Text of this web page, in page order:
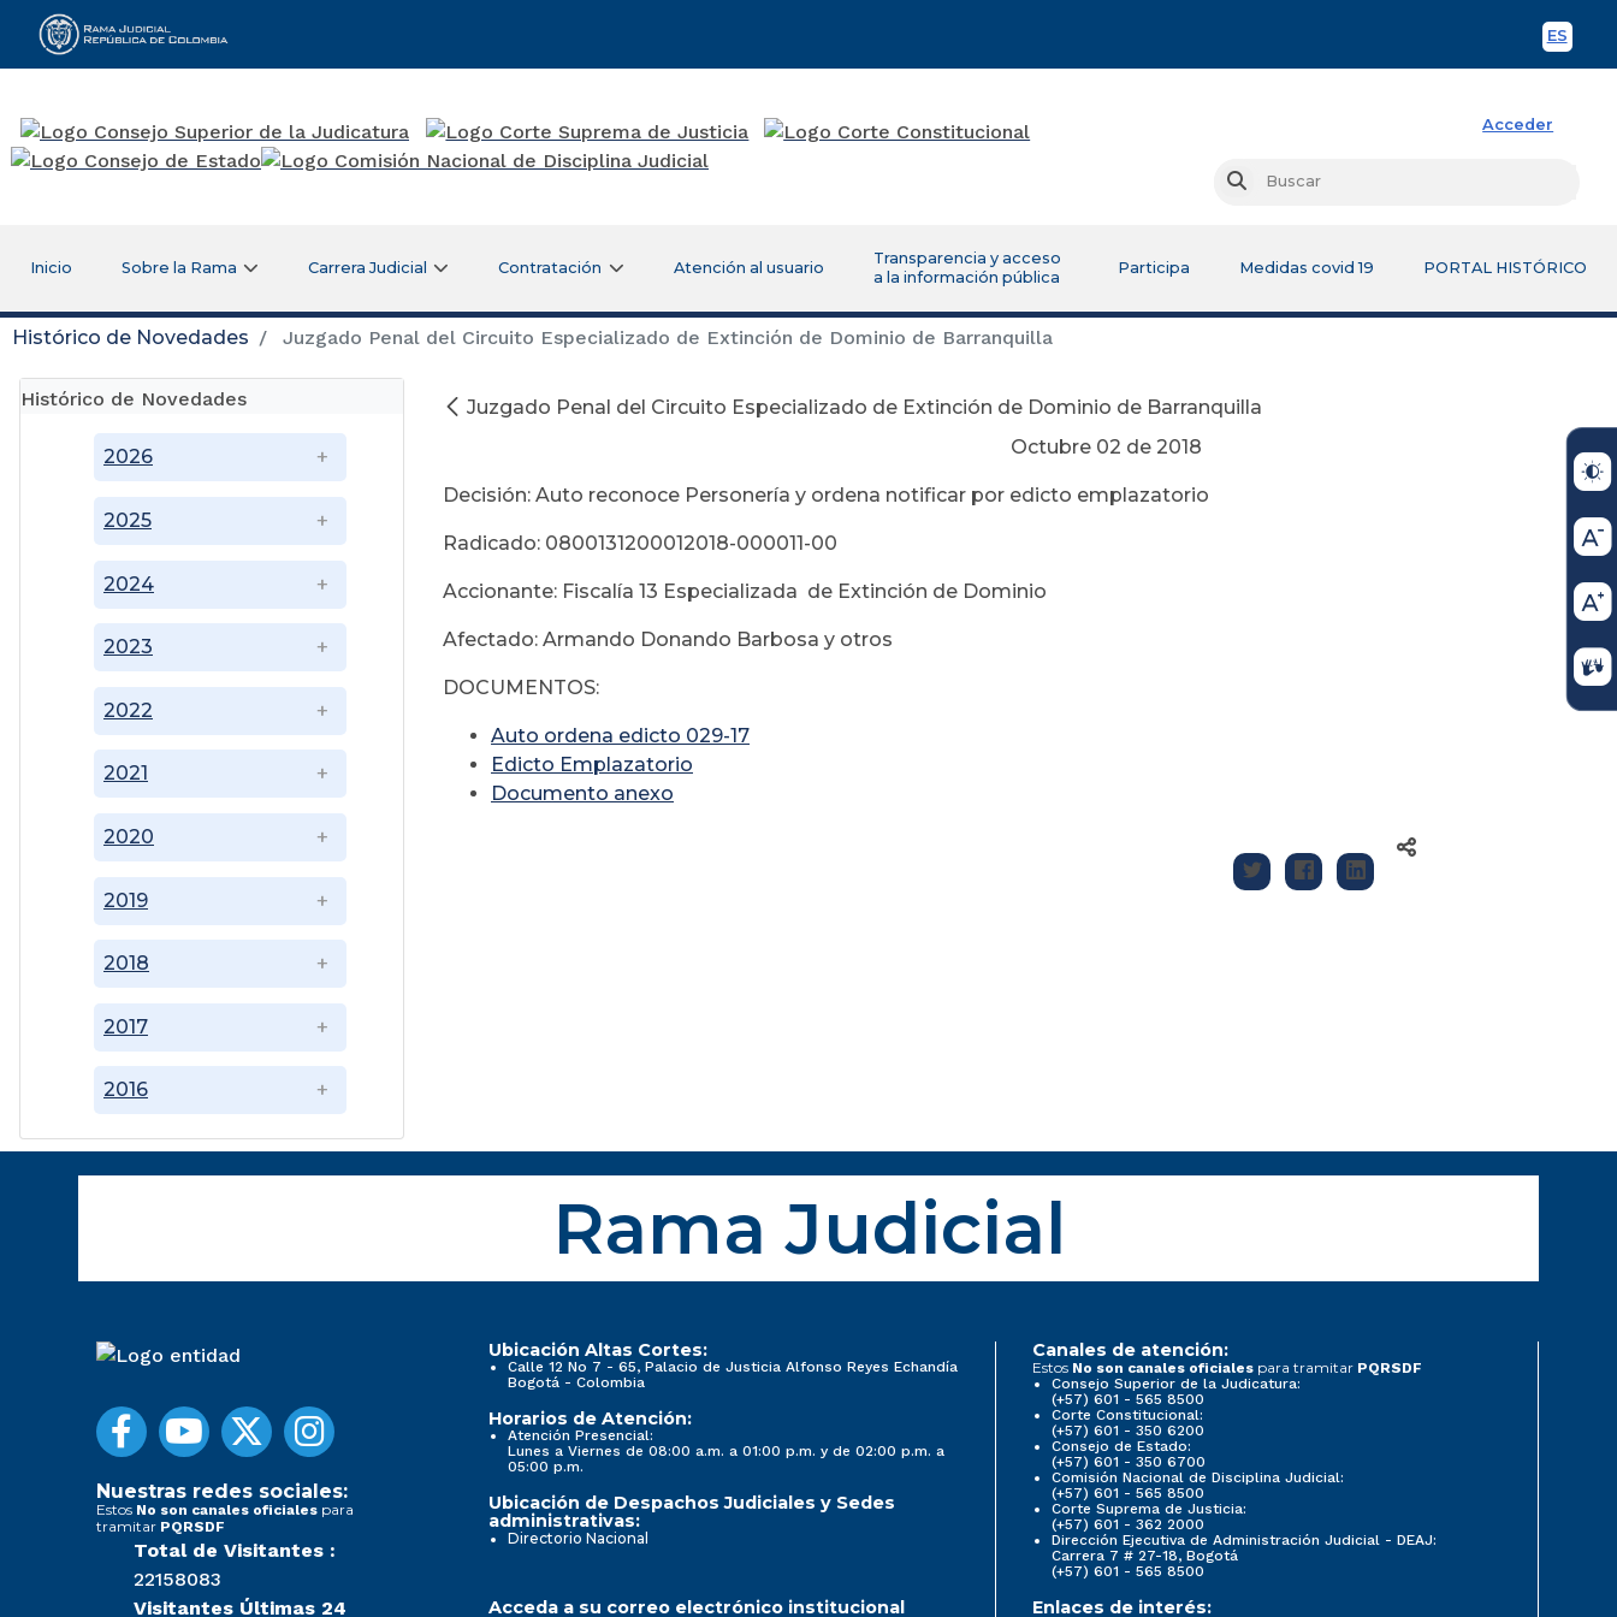
ES
Rama Judicial
Acceder
Buscar
Inicio Sobre la Rama Carrera Judicial Contratación Atención al usuario
Transparencia y acceso
a la información pública
Participa Medidas covid 19 PORTAL HISTÓRICO
Histórico de Novedades Juzgado Penal del Circuito Especializado de Extinción de Dominio de Barranquilla
Histórico de Novedades
2016
2017
2018
2019
2020
2021
2022
2023
2024
2025
2026
Juzgado Penal del Circuito Especializado de Extinción de Dominio de Barranquilla
Octubre 02 de 2018
Decisión: Auto reconoce Personería y ordena notificar por edicto emplazatorio
Radicado: 0800131200012018-000011-00
Accionante: Fiscalía 13 Especializada de Extinción de Dominio
Afectado: Armando Donando Barbosa y otros
DOCUMENTOS:
Auto ordena edicto 029-17
Edicto Emplazatorio
Documento anexo
Rama Judicial
Nuestras redes sociales:
Estos No son canales oficiales para
tramitar PQRSDF
Total de Visitantes :
22158083
Visitantes Últimas 24
Ubicación Altas Cortes:
Calle 12 No 7 - 65, Palacio de Justicia Alfonso Reyes Echandía
Bogotá - Colombia
Horarios de Atención:
Atención Presencial:
Lunes a Viernes de 08:00 a.m. a 01:00 p.m. y de 02:00 p.m. a
05:00 p.m.
Ubicación de Despachos Judiciales y Sedes
administrativas:
Directorio Nacional
Canales de atención:
Estos No son canales oficiales para tramitar PQRSDF
Consejo Superior de la Judicatura:
(+57) 601 - 565 8500
Corte Constitucional:
(+57) 601 - 350 6200
Consejo de Estado:
(+57) 601 - 350 6700
Comisión Nacional de Disciplina Judicial:
(+57) 601 - 565 8500
Corte Suprema de Justicia:
(+57) 601 - 362 2000
Dirección Ejecutiva de Administración Judicial - DEAJ:
Carrera 7 # 27-18, Bogotá
(+57) 601 - 565 8500
Acceda a su correo electrónico institucional Enlaces de interés: